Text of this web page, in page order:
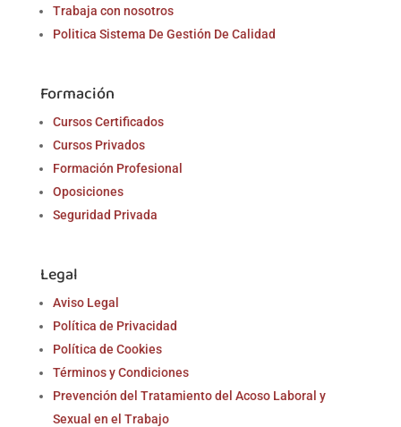
Trabaja con nosotros
Politica Sistema De Gestión De Calidad
Formación
Cursos Certificados
Cursos Privados
Formación Profesional
Oposiciones
Seguridad Privada
Legal
Aviso Legal
Política de Privacidad
Política de Cookies
Términos y Condiciones
Prevención del Tratamiento del Acoso Laboral y
Sexual en el Trabajo